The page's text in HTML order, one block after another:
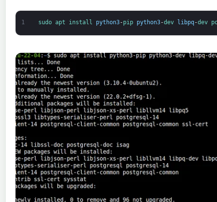
1 sudo apt install python3-pip python3-dev libpq-dev